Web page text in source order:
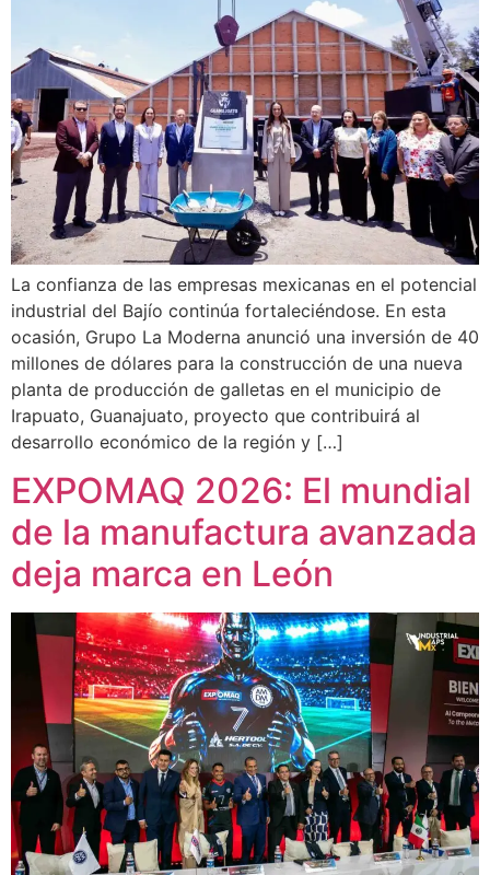
La confianza de las empresas mexicanas en el potencial
industrial del Bajío continúa fortaleciéndose. En esta
ocasión, Grupo La Moderna anunció una inversión de 40
millones de dólares para la construcción de una nueva
planta de producción de galletas en el municipio de
Irapuato, Guanajuato, proyecto que contribuirá al
desarrollo económico de la región y […]
EXPOMAQ 2026: El mundial
de la manufactura avanzada
deja marca en León